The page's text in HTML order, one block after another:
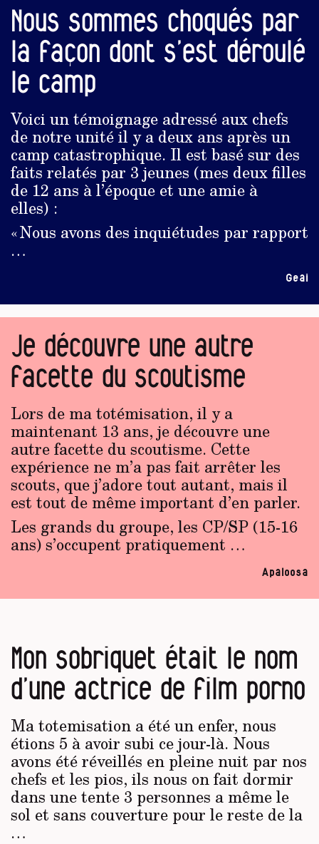
Nous sommes choqués par
la façon dont s’est déroulé
le camp
Voici un témoignage adressé aux chefs
de notre unité il y a deux ans après un
camp catastrophique. Il est basé sur des
faits relatés par 3 jeunes (mes deux filles
de 12 ans à l’époque et une amie à
elles) :
« Nous avons des inquiétudes par rapport
…
Geai
Je découvre une autre
facette du scoutisme
Lors de ma totémisation, il y a
maintenant 13 ans, je découvre une
autre facette du scoutisme. Cette
expérience ne m’a pas fait arrêter les
scouts, que j’adore tout autant, mais il
est tout de même important d’en parler.
Les grands du groupe, les CP/SP (15-16
ans) s’occupent pratiquement …
Apaloosa
Mon sobriquet était le nom
d’une actrice de film porno
Ma totemisation a été un enfer, nous
étions 5 à avoir subi ce jour-là. Nous
avons été réveillés en pleine nuit par nos
chefs et les pios, ils nous on fait dormir
dans une tente 3 personnes a même le
sol et sans couverture pour le reste de la
…